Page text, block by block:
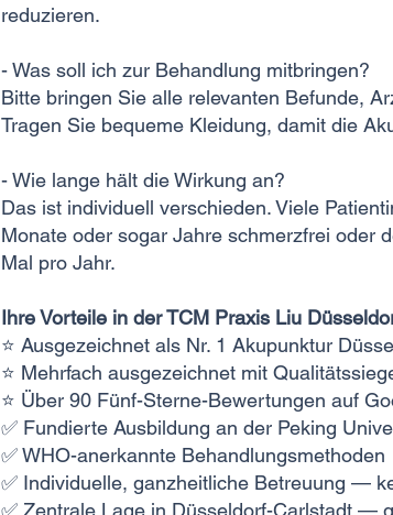
reduzieren.
- Was soll ich zur Behandlung mitbringen?
Bitte bringen Sie alle relevanten Befunde,
Tragen Sie bequeme Kleidung, damit die
- Wie lange hält die Wirkung an?
Das ist individuell verschieden. Viele
Monate oder sogar Jahre schmerzfrei oder
Mal pro Jahr.
Ihre Vorteile in der TCM Praxis Liu
⭐ Ausgezeichnet als Nr. 1 Akupunktur
⭐ Mehrfach ausgezeichnet mit
⭐ Über 90 Fünf-Sterne-Bewertungen auf
✅ Fundierte Ausbildung an der Peking
✅ WHO-anerkannte Behandlungsmethoden
✅ Individuelle, ganzheitliche Betreuung —
✅ Zentrale Lage in Düsseldorf-Carlstadt —